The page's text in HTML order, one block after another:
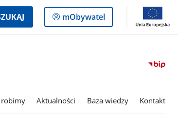
Logowanie
do
mObywatel
robimy Aktualności Baza wiedzy Kontakt